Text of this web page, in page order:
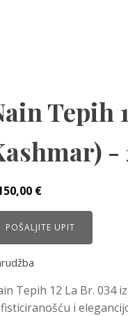
Tepih
-
€
POŠALJITE UPIT
Tepih 12 La Br. 034
i